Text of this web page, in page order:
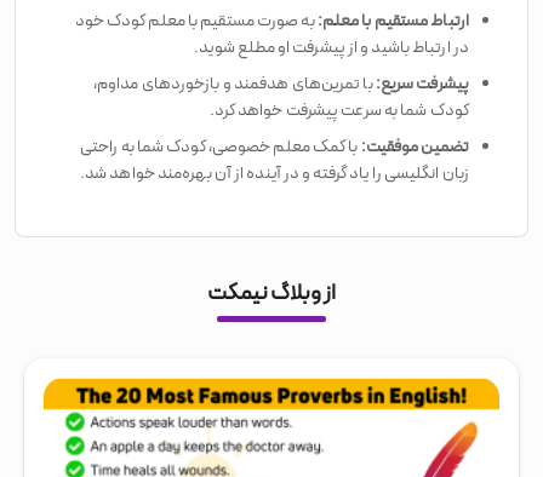
ارتباط مستقیم با معلم:به صورت مستقیم با معلم کودک خود
در ارتباط باشید و از پیشرفت او مطلع شوید.
پیشرفت سریع:با تمرین‌های هدفمند و بازخوردهای مداوم،
کودک شما به سرعت پیشرفت خواهد کرد.
تضمین موفقیت:با کمک معلم خصوصی، کودک شما به راحتی
زبان انگلیسی را یاد گرفته و در آینده از آن بهره‌مند خواهد شد.
از وبلاگ نیمکت